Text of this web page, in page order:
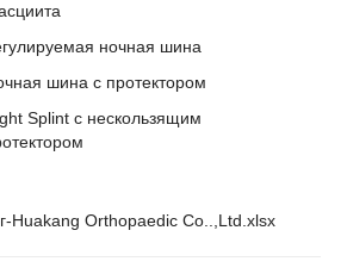
ночная шина
шина с протектором
Splint с нескользящим
Huakang Orthopaedic Co..,Ltd.xlsx